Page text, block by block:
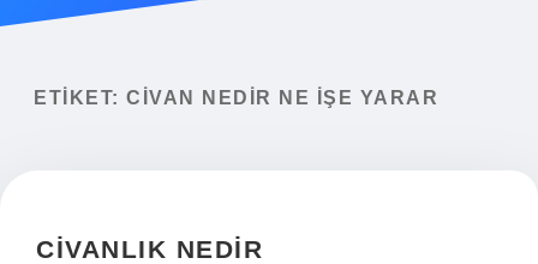
Yasal Uyarı
ETIKET: CIVAN NEDIR NE IŞE YARAR
CIVANLIK NEDIR